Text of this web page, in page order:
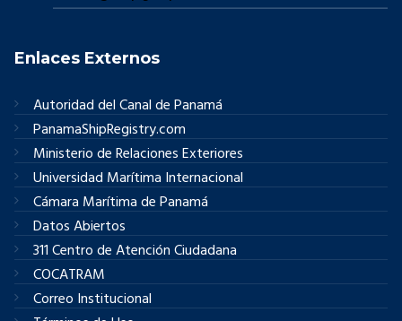
Enlaces Externos
Autoridad del Canal de Panamá
PanamaShipRegistry.com
Ministerio de Relaciones Exteriores
Universidad Marítima Internacional
Cámara Marítima de Panamá
Datos Abiertos
311 Centro de Atención Ciudadana
COCATRAM
Correo Institucional